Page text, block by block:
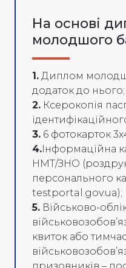
На основі
молодшого
1. Диплом
додаток до нього;
2. Ксерокопія
3. 6 фотокарток
4.Інформаційна
НМТ/ЗНО
персонального
testportal.gov.ua);
5. Військово-
квиток або
призовників –